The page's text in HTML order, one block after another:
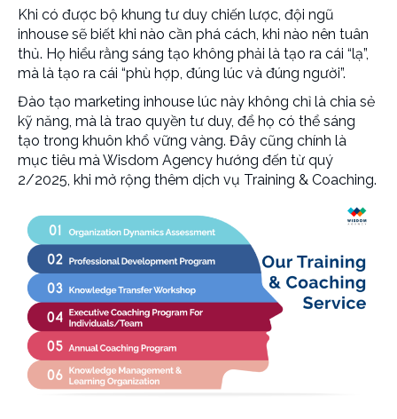
Khi có được bộ khung tư duy chiến lược, đội ngũ
inhouse sẽ biết khi nào cần phá cách, khi nào nên tuân
thủ. Họ hiểu rằng sáng tạo không phải là tạo ra cái “lạ”,
mà là tạo ra cái “phù hợp, đúng lúc và đúng người”.
Đào tạo marketing inhouse lúc này không chỉ là chia sẻ
kỹ năng, mà là trao quyền tư duy, để họ có thể sáng
tạo trong khuôn khổ vững vàng. Đây cũng chính là
mục tiêu mà Wisdom Agency hướng đến từ quý
2/2025, khi mở rộng thêm dịch vụ Training & Coaching.